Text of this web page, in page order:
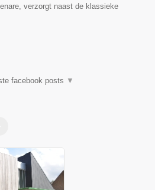
verzorgt naast de klassieke
facebook posts ▼